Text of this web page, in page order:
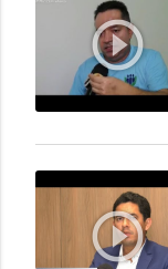
play_circle_outline
play_circle_outline